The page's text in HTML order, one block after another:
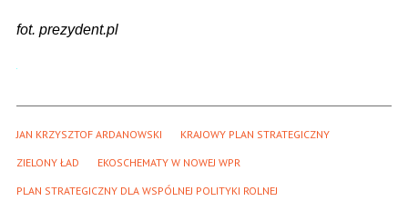
fot. prezydent.pl
JAN KRZYSZTOF ARDANOWSKI KRAJOWY PLAN STRATEGICZNY
ZIELONY ŁAD EKOSCHEMATY W NOWEJ WPR
PLAN STRATEGICZNY DLA WSPÓLNEJ POLITYKI ROLNEJ